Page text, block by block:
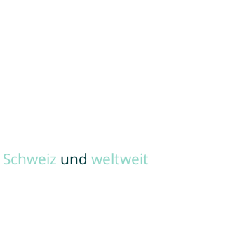
Schweiz und weltweit